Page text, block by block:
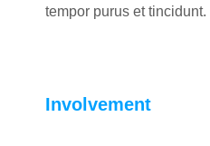
tempor purus et tincidunt.
Involvement